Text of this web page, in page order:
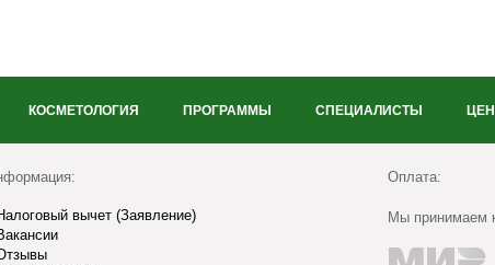
КОСМЕТОЛОГИЯ ПРОГРАММЫ СПЕЦИАЛИСТЫ
вычет (Заявление)
Оплата:
Мы принимаем